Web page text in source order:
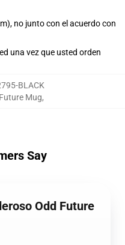
no junto con el acuerdo con
una vez que usted orden
BLACK
Mug,
Say
Odd Future